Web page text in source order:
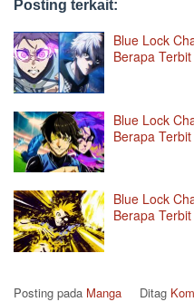
Posting terkait:
Blue Lock
Berapa Terbit
Blue Lock
Berapa Terbit
Blue Lock
Berapa Terbit
Posting pada Manga Ditag